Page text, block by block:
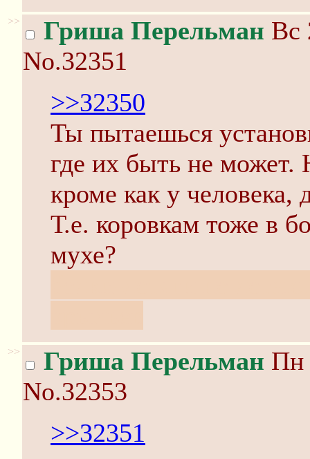
>> Гриша Перельман Вс
No.32351
>>32350
Ты пытаешься
где их быть не
кроме как у человека,
Т.е. коровкам тоже в
мухе?
>> Гриша Перельман Пн
No.32353
>>32351